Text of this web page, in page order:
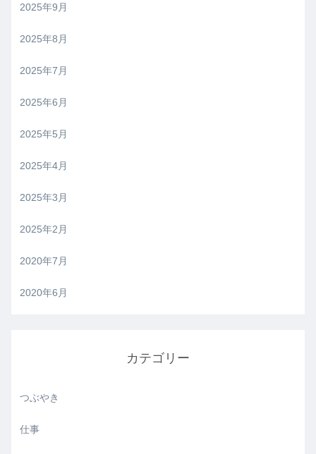
2025年9月
2025年8月
2025年7月
2025年6月
2025年5月
2025年4月
2025年3月
2025年2月
2020年7月
2020年6月
カテゴリー
つぶやき
仕事